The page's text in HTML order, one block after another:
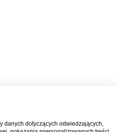
danych dotyczących odwiedzających,